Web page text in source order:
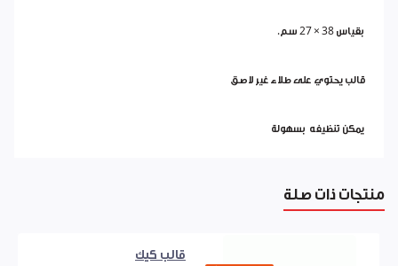
بقياس 38 × 27 سم.
قالب يحتوي على طلاء غير لاصق
يمكن تنظيفه بسهولة
منتجات ذات صلة
قالب كيك